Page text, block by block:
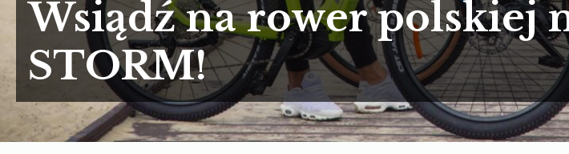
Wsiądź na rower polskiej
STORM!